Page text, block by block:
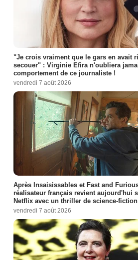
"Je crois vraiment que le gars en avait
secouer" : Virginie Efira n'oubliera
comportement de ce journaliste !
vendredi 7 août 2026
Après Insaisissables et Fast and
réalisateur français revient aujourd'hui
Netflix avec un thriller de science-
vendredi 7 août 2026